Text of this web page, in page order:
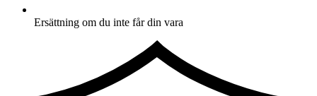
Ersättning om du inte får din vara